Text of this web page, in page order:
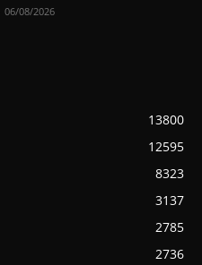
06/08/2026
13800
12595
8323
3137
2785
2736